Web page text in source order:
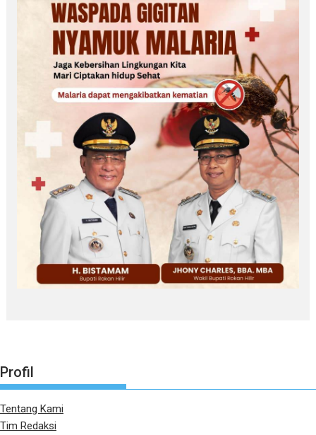
Profil
Tentang Kami
Tim Redaksi